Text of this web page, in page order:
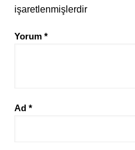
işaretlenmişlerdir
Yorum *
Ad *